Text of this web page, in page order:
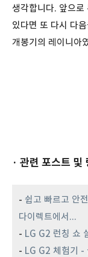
생각합니다. 앞으로
있다면 또 다시 다
개봉기의 레이니아
· 관련 포스트 및
- 쉽고 빠르고 안
다이렉트에서...
- LG G2 런칭 쇼
- LG G2 체험기 -